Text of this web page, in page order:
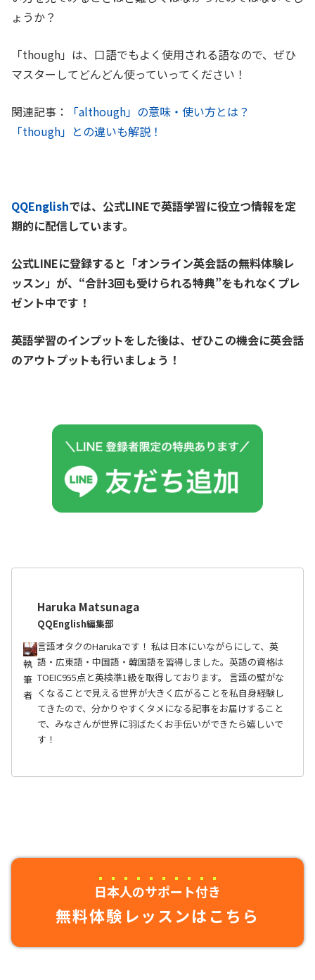
ょうか？
「though」は、口語でもよく使用される語なので、ぜひ
マスターしてどんどん使っていってください！
関連記事：
「although」の意味・使い方とは？
「though」との違いも解説！
QQEnglishでは、公式LINEで英語学習に役立つ情報を定
期的に配信しています。
公式LINEに登録すると「オンライン英会話の無料体験レ
ッスン」が、 “合計3回も受けられる特典”をもれなくプレ
ゼント中です！
英語学習のインプットをした後は、ぜひこの機会に英会話
のアウトプットも行いましょう！
執
筆
者
Haruka Matsunaga
QQEnglish編集部
言語オタクのHarukaです！ 私は日本にいながらにして、英
語・広東語・中国語・韓国語を習得しました。英語の資格は
TOEIC955点と英検準1級を取得しております。 言語の壁がな
くなることで見える世界が大きく広がることを私自身経験し
てきたので、分かりやすくタメになる記事をお届けすること
で、みなさんが世界に羽ばたくお手伝いができたら嬉しいで
す！
日本人のサポート付き
無料体験レッスンはこちら